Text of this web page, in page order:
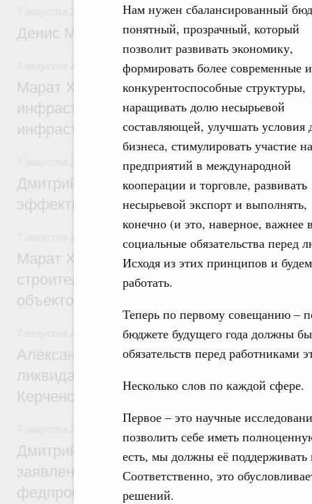
Нам нужен сбалансированный
понятный, прозрачный, который
позволит развивать экономику,
формировать более современные и
конкурентоспособные структуры,
наращивать долю несырьевой
составляющей, улучшать условия
бизнеса, стимулировать участие
предприятий в международной
кооперации и торговле, развивать
несырьевой экспорт и выполнять,
конечно (и это, наверное, важнее
социальные обязательства перед
Исходя из этих принципов и будем
работать.
Теперь по первому совещанию –
бюджете будущего года должны
обязательств перед работниками
Несколько слов по каждой сфере.
Первое – это научные
позволить себе иметь
есть, мы должны её поддерживать
Соответственно, это
решений.
Общие вопросы промышленной политики
Денис Мантуров посетил Ярославскую
Бюджеты субъектов Федерации.
Марат Хуснуллин: 15 объектов
инфраструктуры построили и обновили
инфраструктурным кредитам
Развитие сельских территорий
Дмитрий Патрушев: Синхронизация
эффективность поддержки сельских
Экономика городов. Городская среда
Марат Хуснуллин: «Единый заказчик»
строительство и реконструкцию более
объектов
Чрезвычайные ситуации и ликвидация их
Александр Козлов провёл заседание
ликвидации последствий чрезвычайной
Керченском проливе
Дмитрий Чернышенко: Установлен
заявлений от абитуриентов колледжей и
федпроекта «Профессионалитет»